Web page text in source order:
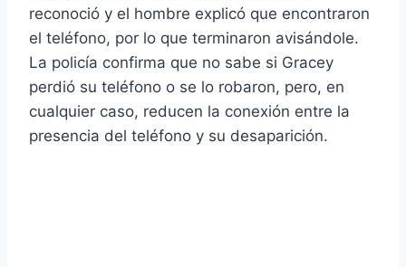
reconoció y el hombre explicó que encontraron
el teléfono, por lo que terminaron avisándole.
La policía confirma que no sabe si Gracey
perdió su teléfono o se lo robaron, pero, en
cualquier caso, reducen la conexión entre la
presencia del teléfono y su desaparición.